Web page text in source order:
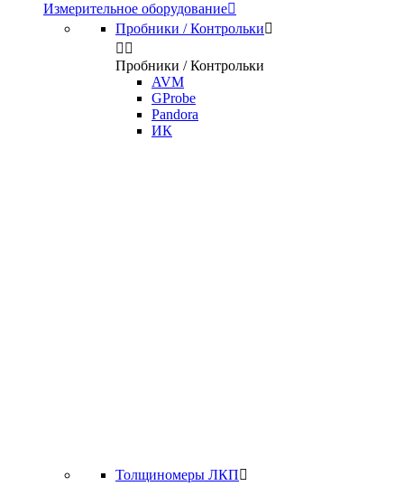
Измерительное оборудование
Пробники / Контрольки
 
Пробники / Контрольки
AVM
GProbe
Pandora
ИК
Толщиномеры ЛКП